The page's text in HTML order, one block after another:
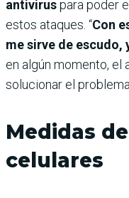
antiviruspara poder
estos ataques. “Con
me sirve de escudo,
en algún momento, el
solucionar el
Medidas
celulares